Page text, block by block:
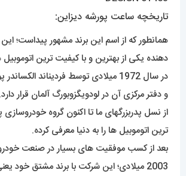
تاریخچه ساعت پورشه دیزاین:
همانطور که از اسم این برند مشهور پیداست؛ این
دهنده یکی از بهترین و با کیفیت ترین
در سال 1972 میلادی توسط فردیناند
و دفتر مرکزی آن در لودویگزوبورگ آلمان قرار
از نسل پدربزرگهای ما تا اکنون گروه خودروسازی
ترین اتوموبیل ها را به دنیا معرفی کرده.
بعد از کسب موفقیت های بسیار در صنعت
2003 میلادی؛ این شرکت با برند مشتق خود